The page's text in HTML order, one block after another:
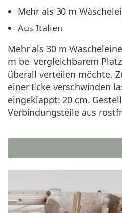
Mehr als 30 m
Aus Italien
Mehr als 30 m
m bei vergleichbarem
überall verteilen möchte.
einer Ecke verschwinden
eingeklappt: 20 cm.
Verbindungsteile aus